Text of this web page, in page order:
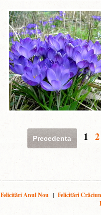
Precedenta 1 2
Felicitări Anul Nou | Felicitări